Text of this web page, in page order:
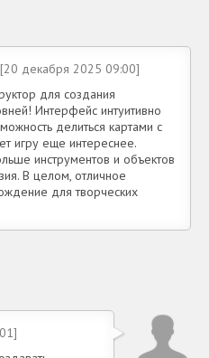
декабря 2025 09:00]
для создания
Интерфейс интуитивно
делиться картами с
игру еще интереснее.
инструментов и объектов
В целом, отличное
для творческих